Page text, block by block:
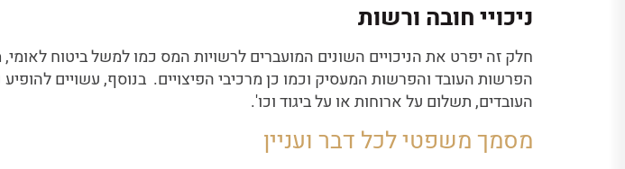
ניכויי חובה ורשות
חלק זה יפרט את הניכויים השונים המועברים לרשויות המס כמו למשל ביטוח
הפרשות העובד והפרשות המעסיק וכמו כן מרכיבי הפיצויים. בנוסף, עשויים
העובדים, תשלום על ארוחות או על ביגוד וכו'.
מסמך משפטי לכל דבר ועניין